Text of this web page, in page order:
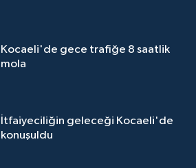
Kocaeli'de gece trafiğe 8 saatlik
mola
İtfaiyeciliğin geleceği Kocaeli'de
konuşuldu